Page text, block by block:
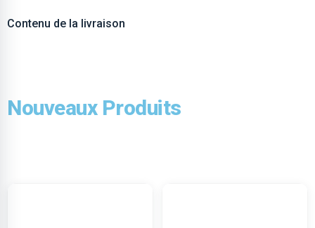
Contenu de la livraison
Nouveaux Produits